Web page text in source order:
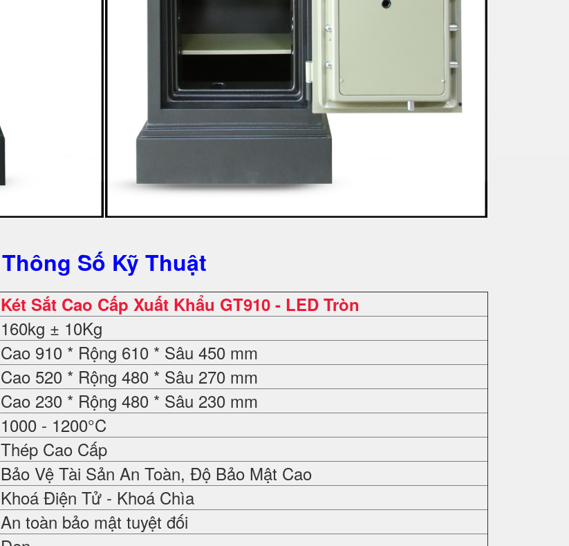
Thông Số Kỹ Thuật
Két Sắt Cao Cấp Xuất Khẩu GT910 - LED Tròn
160kg ± 10Kg
Cao 910 * Rộng 610 * Sâu 450 mm
Cao 520 * Rộng 480 * Sâu 270 mm
Cao 230 * Rộng 480 * Sâu 230 mm
1000 - 1200°C
Thép Cao Cấp
Bảo Vệ Tài Sản An Toàn, Độ Bảo Mật Cao
Khoá Điện Tử - Khoá Chìa
An toàn bảo mật tuyệt đối